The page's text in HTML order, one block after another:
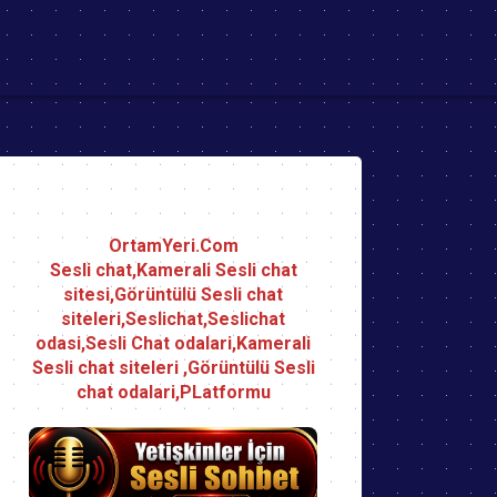
OrtamYeri.Com
Sesli chat,Kamerali Sesli chat
sitesi,Görüntülü Sesli chat
siteleri,Seslichat,Seslichat
odasi,Sesli Chat odalari,Kamerali
Sesli chat siteleri ,Görüntülü Sesli
chat odalari,PLatformu